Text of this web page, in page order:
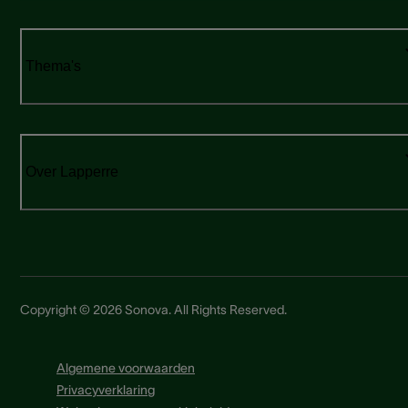
Thema's
Over Lapperre
Copyright © 2026 Sonova. All Rights Reserved.
Algemene voorwaarden
Privacyverklaring